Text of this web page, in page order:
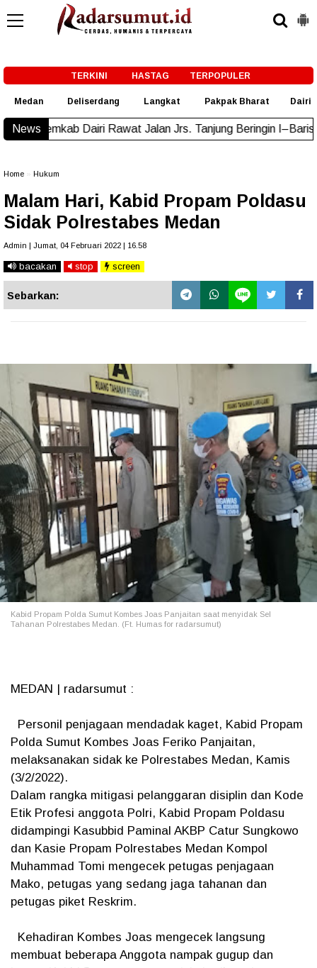
TERKINI HASTAG TERPOPULER
Medan Deliserdang Langkat Pakpak Bharat Dairi
News
Dairi Rawat Jalan Jrs. Tanjung Beringin I–Barisan Nauli New!
Home Hukum
Malam Hari, Kabid Propam Poldasu
Sidak Polrestabes Medan
Admin | Jumat, 04 Februari 2022 | 16.58
bacakan stop screen
Sebarkan:
Kabid Propam Polda Sumut Kombes Joas Panjaitan saat menyidak Sel
Tahanan Polrestabes Medan. (Ft. Humas for radarsumut)
MEDAN | radarsumut :
Personil penjagaan mendadak kaget, Kabid Propam
Polda Sumut Kombes Joas Feriko Panjaitan,
melaksanakan sidak ke Polrestabes Medan, Kamis
(3/2/2022).
Dalam rangka mitigasi pelanggaran disiplin dan Kode
Etik Profesi anggota Polri, Kabid Propam Poldasu
didampingi Kasubbid Paminal AKBP Catur Sungkowo
dan Kasie Propam Polrestabes Medan Kompol
Muhammad Tomi mengecek petugas penjagaan
Mako, petugas yang sedang jaga tahanan dan
petugas piket Reskrim.
Kehadiran Kombes Joas mengecek langsung
membuat beberapa Anggota nampak gugup dan